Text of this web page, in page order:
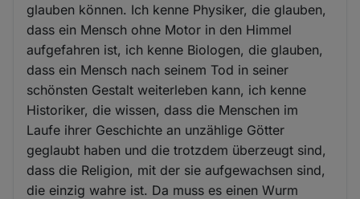
glauben können. Ich kenne Physiker, die glauben,
dass ein Mensch ohne Motor in den Himmel
aufgefahren ist, ich kenne Biologen, die glauben,
dass ein Mensch nach seinem Tod in seiner
schönsten Gestalt weiterleben kann, ich kenne
Historiker, die wissen, dass die Menschen im
Laufe ihrer Geschichte an unzählige Götter
geglaubt haben und die trotzdem überzeugt sind,
dass die Religion, mit der sie aufgewachsen sind,
die einzig wahre ist. Da muss es einen Wurm